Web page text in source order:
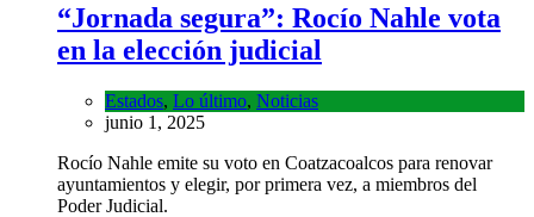
“Jornada segura”: Rocío Nahle vota
en la elección judicial
Estados, Lo último, Noticias
junio 1, 2025
Rocío Nahle emite su voto en Coatzacoalcos para renovar
ayuntamientos y elegir, por primera vez, a miembros del
Poder Judicial.